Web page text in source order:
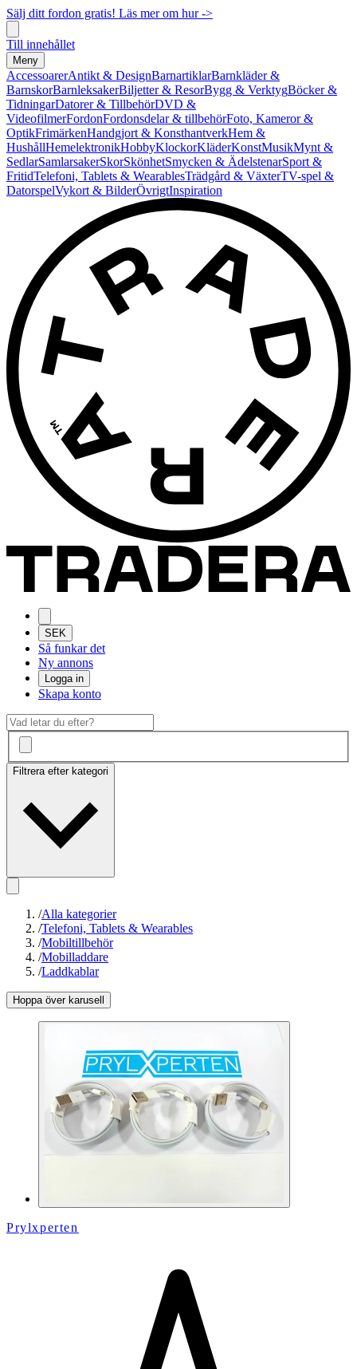
Sälj ditt fordon gratis! Läs mer om hur ->
Till innehållet
Meny
AccessoarerAntikt & DesignBarnartiklarBarnkläder &
BarnskorBarnleksakerBiljetter & ResorBygg & VerktygBöcker &
TidningarDatorer & TillbehörDVD &
VideofilmerFordonFordonsdelar & tillbehörFoto, Kameror &
OptikFrimärkenHandgjort & KonsthantverkHem &
HushållHemelektronikHobbyKlockorKläderKonstMusikMynt &
SedlarSamlarsakerSkorSkönhetSmycken & ÄdelstenarSport &
FritidTelefoni, Tablets & WearablesTrädgård & VäxterTV-spel &
DatorspelVykort & BilderÖvrigtInspiration
SEK
Så funkar det
Ny annons
Logga in
Skapa konto
Filtrera efter kategori
/Alla kategorier
/Telefoni, Tablets & Wearables
/Mobiltillbehör
/Mobilladdare
/Laddkablar
Hoppa över karusell
Prylxperten